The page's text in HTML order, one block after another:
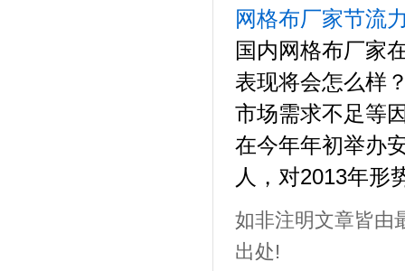
网格布厂家节流
国内网格布厂家
表现将会怎么样
市场需求不足
在今年年初举办
人，对2013年形
如非注明文章皆由
出处!